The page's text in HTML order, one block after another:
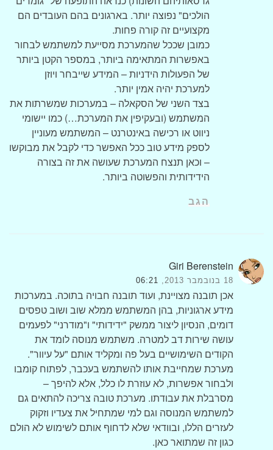
הולכים" נפוצה יותר. בארגונים בהם העובדים הם
מקצועיים זה קורה פחות.
כמובן שככל שהמערכת מסייעת למשתמש לבחור
באפשרות המתאימה ביותר, במספר הקטן ביותר
של הפעולות הידניות – המידע שייבחר ויוזן
למערכת יהיה אמין יותר.
בצד השני של הסקאלה – במערכות שמשרתות את
המשתמש (ובעקיפין את המערכת…) כמו יישומי
ניווט או רכישה באינטרנט – המשתמש מעוניין
לספק מידע טוב ככל האפשר כדי לקבל את מבוקשו
– וכאן תנצח המערכת שעושה את זה בצורה
הידידותית והפשוטה ביותר.
הגב
Giri Berenstein
18 בנובמבר 2013, 06:21
אכן תובנה מצויינת, ועוד תובנה חבויה בתוכה. במערכות
מידע ארגוניות, בהן המשתמש ממלא שוב ושוב טפסים
דומים, הנסיון ליצור ממשק "ידידותי" ו"מודרני" לפעמים
עושה שירות דב למטרה. משתמש מנוסה לומד את
הקודים השימושיים בעל פה ומקליד אותם "על עיוור".
מערכת שמחייבת אותו להשתמש בעכבר, לפתוח קומבו
ולבחור אפשרות, לא עוזרת לו כלל, אלא להיפך –
מסרבלת את עבודתו. מערכת טובה צריכה להתאים גם
למשתמש המנוסה וגם למי שמתחיל את צעדיו וזקוק
לעזרים הללו, ובוודאי שלא לדחוף אותם לשימוש לא הולם
כגון זה שמתואר כאן.